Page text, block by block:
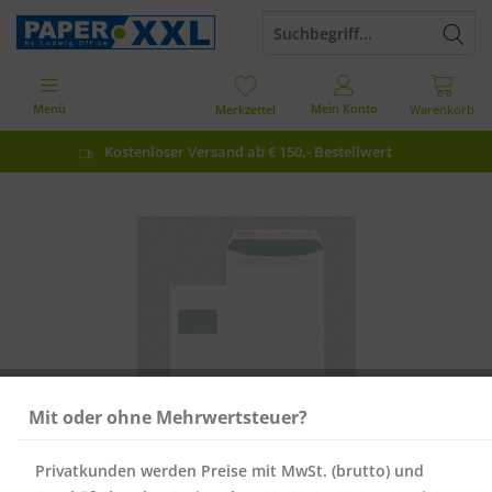
Kostenloser Versand ab € 150,- Bestellwert
Warenkorb
Merkzettel Mein Konto
Menü
Mit oder ohne Mehrwertsteuer?
Privatkunden werden Preise mit MwSt. (brutto) und